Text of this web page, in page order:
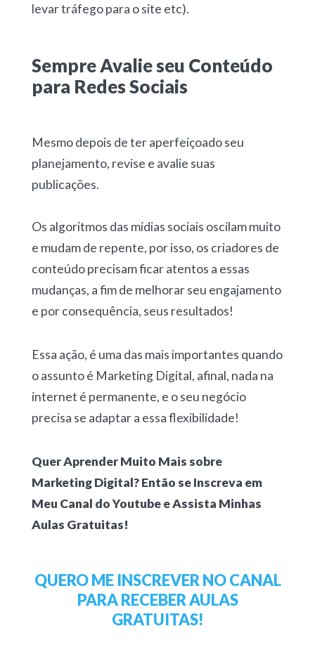
levar tráfego para o site etc).
Sempre Avalie seu Conteúdo
para Redes Sociais
Mesmo depois de ter aperfeiçoado seu
planejamento, revise e avalie suas
publicações.
Os algoritmos das mídias sociais oscilam muito
e mudam de repente, por isso, os criadores de
conteúdo precisam ficar atentos a essas
mudanças, a fim de melhorar seu engajamento
e por consequência, seus resultados!
Essa ação, é uma das mais importantes quando
o assunto é Marketing Digital, afinal, nada na
internet é permanente, e o seu negócio
precisa se adaptar a essa flexibilidade!
Quer Aprender Muito Mais sobre
Marketing Digital? Então se Inscreva em
Meu Canal do Youtube e Assista Minhas
Aulas Gratuitas!
QUERO ME INSCREVER NO CANAL
PARA RECEBER AULAS
GRATUITAS!